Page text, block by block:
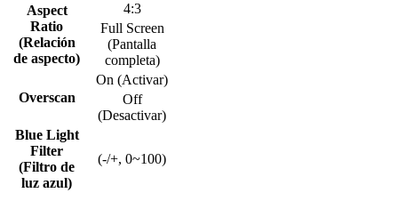
Aspect
Ratio
(Relación
de aspecto)
4:3
Full Screen
(Pantalla
completa)
Overscan
On (Activar)
Off
(Desactivar)
Blue Light
Filter
(Filtro de
luz azul)
(-/+, 0~100)